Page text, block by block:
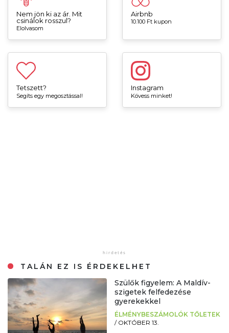
Nem jön ki az ár. Mit
csinálok rosszul?
Elolvasom
Airbnb
10.100 Ft kupon
Tetszett?
Segíts egy megosztással!
Instagram
Kövess minket!
TALÁN EZ IS ÉRDEKELHET
Szülők figyelem: A Maldív-
szigetek felfedezése
gyerekekkel
ÉLMÉNYBESZÁMOLÓK TŐLETEK
/ OKTÓBER 13.